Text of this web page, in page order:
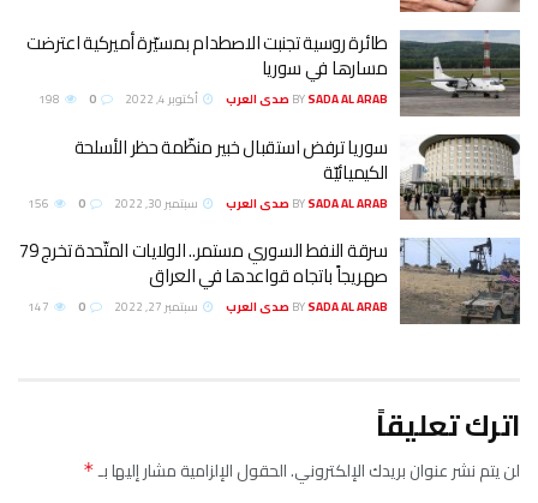
طائرة روسية تجنبت الاصطدام بمسيّرة أميركية اعترضت
مسارها في سوريا
BYSADA AL ARAB صدى العرب أكتوبر 4, 2022
سوريا ترفض استقبال خبير منظّمة حظر الأسلحة
الكيميائيّة
BYSADA AL ARAB صدى العرب سبتمبر 30, 2022
سرقة النفط السوري مستمر.. الولايات المتّحدة تخرج 79
صهريجاً باتجاه قواعدها في العراق
BYSADA AL ARAB صدى العرب سبتمبر 27, 2022
اترك تعليقاً
لن يتم نشر عنوان بريدك الإلكتروني.الحقول الإلزامية مشار إليها بـ*